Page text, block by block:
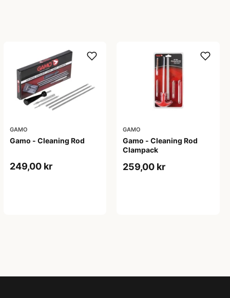
GAMO
Gamo - Cleaning Rod
249,00 kr
GAMO
Gamo - Cleaning Rod
Clampack
259,00 kr